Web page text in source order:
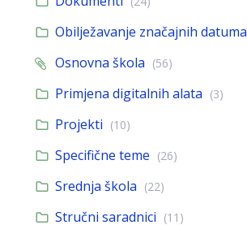
Obilježavanje značajnih datuma
Osnovna škola (56)
Primjena digitalnih alata (3)
Projekti (10)
Specifične teme (26)
Srednja škola (22)
Stručni saradnici (11)